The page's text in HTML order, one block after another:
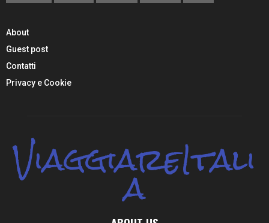
About
Guest post
Contatti
Privacy e Cookie
ViaggiareItali
a